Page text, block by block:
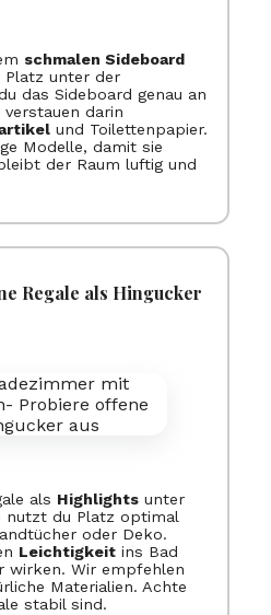
schmalen Sideboard
Platz unter der
das Sideboard genau an
darin
und Toilettenpapier.
Modelle, damit sie
der Raum luftig und
Regale als Hingucker
als Highlightsunter
nutzt du Platz optimal
oder Deko.
Leichtigkeitins Bad
wirken. Wir empfehlen
Materialien. Achte
stabil sind.